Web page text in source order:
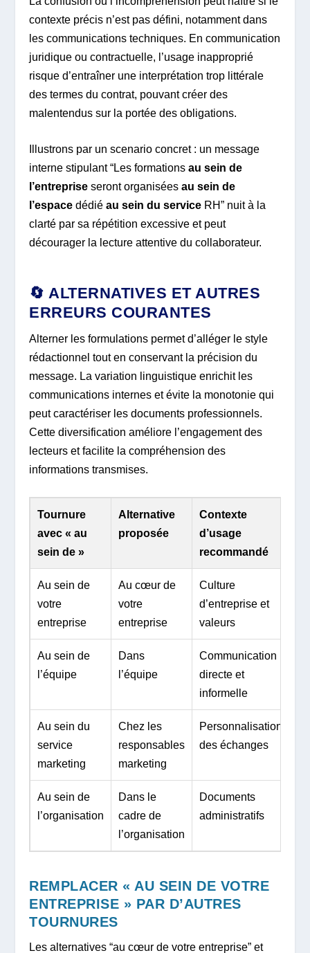
contexte précis n’est pas défini, notamment dans
les communications techniques. En communication
juridique ou contractuelle, l’usage inapproprié
risque d’entraîner une interprétation trop littérale
des termes du contrat, pouvant créer des
malentendus sur la portée des obligations.
Illustrons par un scenario concret : un message
interne stipulant “Les formationsau sein de
l’entreprise seront organiséesau sein de
l’espace dédiéau sein du service RH” nuit à la
clarté par sa répétition excessive et peut
décourager la lecture attentive du collaborateur.
🔄 ALTERNATIVES ET AUTRES
ERREURS COURANTES
Alterner les formulations permet d’alléger le style
rédactionnel tout en conservant la précision du
message. La variation linguistique enrichit les
communications internes et évite la monotonie qui
peut caractériser les documents professionnels.
Cette diversification améliore l’engagement des
lecteurs et facilite la compréhension des
informations transmises.
Tournure
avec « au
sein de »
Alternative
proposée
Contexte
d’usage
recommandé
Au sein de
votre
entreprise
Au cœur de
votre
entreprise
Culture
d’entreprise et
valeurs
Au sein de
l’équipe
Dans
l’équipe
Communication
directe et
informelle
Au sein du
service
marketing
Chez les
responsables
marketing
Personnalisation
des échanges
Au sein de
l’organisation
Dans le
cadre de
l’organisation
Documents
administratifs
REMPLACER « AU SEIN DE VOTRE
ENTREPRISE » PAR D’AUTRES
TOURNURES
Les alternatives “au cœur de votre entreprise” et